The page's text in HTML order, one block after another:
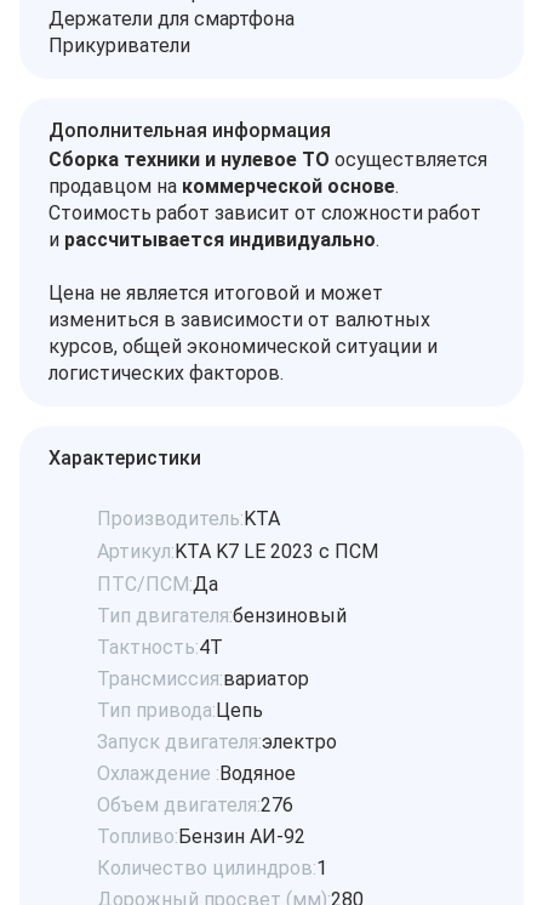
Держатели для смартфона
Прикуриватели
Дополнительная информация
Сборка техники и нулевое ТО осуществляется
продавцом на коммерческой основе.
Стоимость работ зависит от сложности работ
и рассчитывается индивидуально.
Цена не является итоговой и может
измениться в зависимости от валютных
курсов, общей экономической ситуации и
логистических факторов.
Характеристики
Производитель:KTA
Артикул:KTA K7 LE 2023 с ПСМ
ПТС/ПСМ:Да
Тип двигателя:бензиновый
Тактность:4Т
Трансмиссия:вариатор
Тип привода:Цепь
Запуск двигателя:электро
Охлаждение :Водяное
Объем двигателя:276
Топливо:Бензин АИ-92
Количество цилиндров:1
Дорожный просвет (мм):280